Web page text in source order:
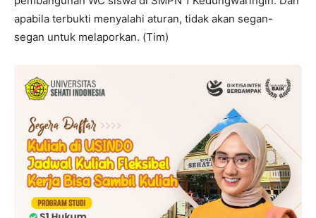
apabila terbukti menyalahi aturan, tidak akan segan-
segan untuk melaporkan. (Tim)